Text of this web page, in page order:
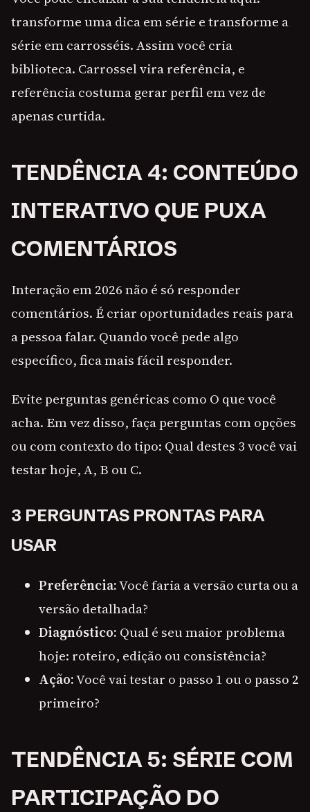
transforme uma dica em série e transforme a
série em carrosséis. Assim você cria
biblioteca. Carrossel vira referência, e
referência costuma gerar perfil em vez de
apenas curtida.
TENDÊNCIA 4: CONTEÚDO
INTERATIVO QUE PUXA
COMENTÁRIOS
Interação em 2026 não é só responder
comentários. É criar oportunidades reais para
a pessoa falar. Quando você pede algo
específico, fica mais fácil responder.
Evite perguntas genéricas como O que você
acha. Em vez disso, faça perguntas com opções
ou com contexto do tipo: Qual destes 3 você vai
testar hoje, A, B ou C.
3 PERGUNTAS PRONTAS PARA
USAR
Preferência:Você faria a versão curta ou a
versão detalhada?
Diagnóstico: Qual é seu maior problema
hoje: roteiro, edição ou consistência?
Ação:Você vai testar o passo 1 ou o passo 2
primeiro?
TENDÊNCIA 5: SÉRIE COM
PARTICIPAÇÃO DO